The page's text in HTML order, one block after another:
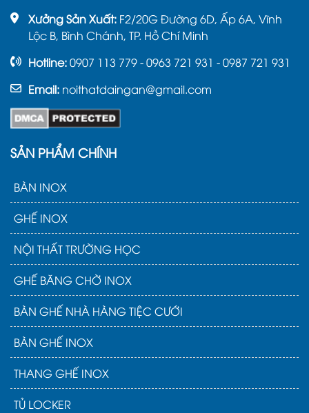
Xưởng Sản Xuất: F2/20G Đường 6D, Ấp 6A, Vĩnh
Lộc B, Bình Chánh, TP. Hồ Chí Minh
Hotline:0907 113 779 - 0963 721 931 - 0987 721 931
Email: noithatdaingan@gmail.com
SẢN PHẨM CHÍNH
BÀN INOX
GHẾ INOX
NỘI THẤT TRƯỜNG HỌC
GHẾ BĂNG CHỜ INOX
BÀN GHẾ NHÀ HÀNG TIỆC CƯỚI
BÀN GHẾ INOX
THANG GHẾ INOX
TỦ LOCKER